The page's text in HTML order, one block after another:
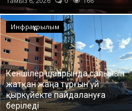
ОЙЫН-САУЫҚ
АРНАЙЫ ЖОБА
OFFICIAL
Инфрақұрылым
Кеншілер шаһарында салынып
жатқан жаңа тұрғын үй
қыркүйекте пайдалануға
беріледі